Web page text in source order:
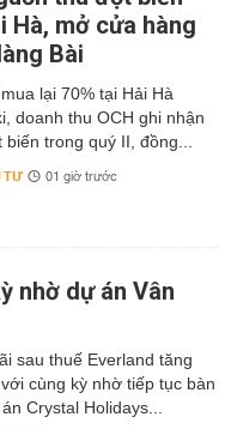
Hà, mở cửa hàng
Bài
lại 70% tại Hải Hà
doanh thu OCH ghi nhận
biến trong quý II, đồng...
01 giờ trước
nhờ dự án Vân
sau thuế Everland tăng
cùng kỳ nhờ tiếp tục bàn
Crystal Holidays...